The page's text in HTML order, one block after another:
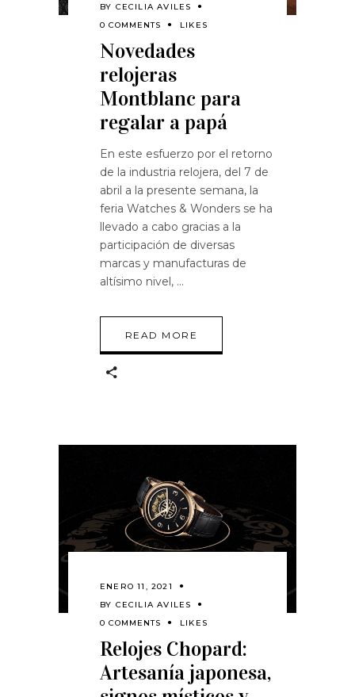
BY CECILIA AVILES
0 COMMENTS
LIKES
Novedades
relojeras
Montblanc para
regalar a papá
En este esfuerzo por el retorno
de la industria relojera, del 7 de
abril a la presente semana, la
feria Watches & Wonders se ha
llevado a cabo gracias a la
participación de diversas
marcas y manufacturas de
altísimo nivel,
READ MORE
ENERO 11, 2021
BY CECILIA AVILES
0 COMMENTS
LIKES
Relojes Chopard:
Artesanía japonesa,